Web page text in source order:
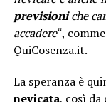
previsioniche
accadere“,
QuiCosenza.it.
La speranza è
nevicata, così